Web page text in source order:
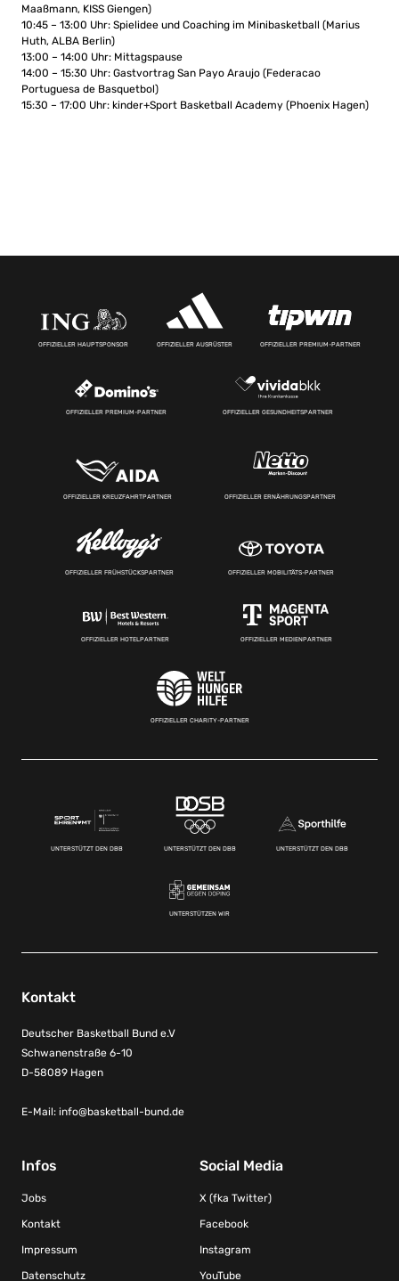
Maaßmann, KISS Giengen)
10:45 – 13:00 Uhr: Spielidee und Coaching im Minibasketball (Marius
Huth, ALBA Berlin)
13:00 – 14:00 Uhr: Mittagspause
14:00 – 15:30 Uhr: Gastvortrag San Payo Araujo (Federacao
Portuguesa de Basquetbol)
15:30 – 17:00 Uhr: kinder+Sport Basketball Academy (Phoenix Hagen)
OFFIZIELLER HAUPTSPONSOR OFFIZIELLER AUSRÜSTER OFFIZIELLER PREMIUM-PARTNER
OFFIZIELLER PREMIUM-PARTNER OFFIZIELLER GESUNDHEITSPARTNER
OFFIZIELLER KREUZFAHRTPARTNER OFFIZIELLER ERNÄHRUNGSPARTNER
OFFIZIELLER FRÜHSTÜCKSPARTNER OFFIZIELLER MOBILITÄTS-PARTNER
OFFIZIELLER HOTELPARTNER OFFIZIELLER MEDIENPARTNER
OFFIZIELLER CHARITY-PARTNER
UNTERSTÜTZT DEN DBB UNTERSTÜTZT DEN DBB UNTERSTÜTZT DEN DBB
UNTERSTÜTZEN WIR
Kontakt
Deutscher Basketball Bund e.V
Schwanenstraße 6-10
D-58089 Hagen
E-Mail: info@basketball-bund.de
Infos
Jobs
Kontakt
Impressum
Datenschutz
Social Media
X (fka Twitter)
Facebook
Instagram
YouTube